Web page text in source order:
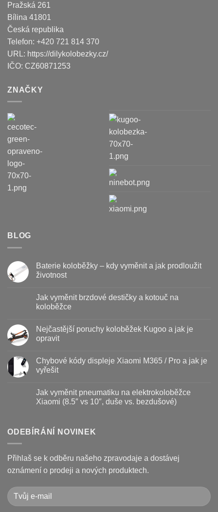
Pražská 261
Bílina 41801
Česká republika
Telefon: +420 721 814 370
URL: https://dilykolobezky.cz/
IČO: CZ60871253
ZNAČKY
BLOG
Baterie koloběžky – kdy vyměnit a jak prodloužit
životnost
textu
s
koloběžky
kdy
jak
prodloužit
životnost
Jak vyměnit brzdové destičky a kotouč na
koloběžce
u
textu
s
vyměnit
brzdové
destičky
na
koloběžce
Nejčastější poruchy koloběžek Kugoo a jak je
opravit
u
textu
s
poruchy
koloběžek
Kugoo
opravit
Chybové kódy displeje Xiaomi M365 / Pro a jak je
vyřešit
textu
s
displeje
Xiaomi
Pro
a
jak
je
Jak vyměnit pneumatiku na elektrokoloběžce
Xiaomi (8.5″ vs 10″, duše vs. bezdušové)
textu
s
vyměnit
pneumatiku
na
elektrokoloběžce
(8.5″
vs
10″,
duše
ODEBÍRÁNÍ NOVINEK
Přihlaš se k odběru našeho zpravodaje a dostávej
oznámení o prodeji a nových produktech.